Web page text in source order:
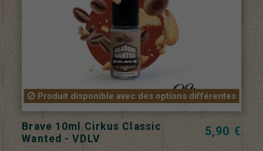
Produit disponible avec des options différentes
Brave 10ml Cirkus Classic
Wanted - VDLV
5,90 €